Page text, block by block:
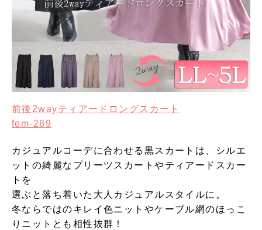
前後2wayティアードロングスカート
fem-289
カジュアルコーデに合わせる黒スカートは、シルエ
ットの綺麗なプリーツスカートやティアードスカー
トを
選ぶと落ち着いた大人カジュアルスタイルに。
冬ならではのキレイ色ニットやケーブル網のほっこ
りニットとも相性抜群！